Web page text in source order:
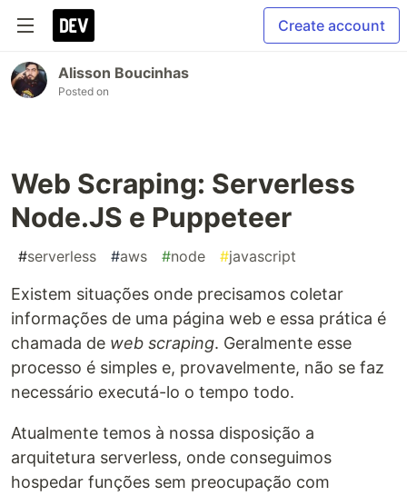
Create account
Alisson Boucinhas
Posted on
Web Scraping: Serverless
Node.JS e Puppeteer
#serverless #aws #node #javascript
Existem situações onde precisamos coletar
informações de uma página web e essa prática é
chamada de web scraping. Geralmente esse
processo é simples e, provavelmente, não se faz
necessário executá-lo o tempo todo.
Atualmente temos à nossa disposição a
arquitetura serverless, onde conseguimos
hospedar funções sem preocupação com